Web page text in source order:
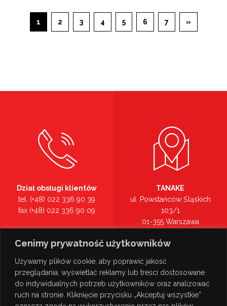
Cenimy prywatność użytkowników
Używamy plików cookie, aby poprawić jakość
przeglądania, wyświetlać reklamy lub treści dostosowane
do indywidualnych potrzeb użytkowników oraz analizować
ruch na stronie. Kliknięcie przycisku „Akceptuj wszystkie”
1 2 3 4 5 6 7 »
Dział obsługi klientów
tel. (+48) 022 336 90 39
fax (+48) 022 336 90 09
tel. (+48) 022 336 90 00
TANAKE
ul. Powstańców Śląskich
103/1
01-355 Warszawa
Zobacz na mapie >